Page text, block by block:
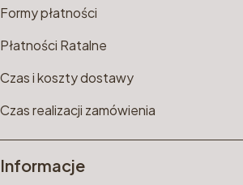
Formy płatności
Płatności Ratalne
Czas i koszty dostawy
Czas realizacji zamówienia
Informacje